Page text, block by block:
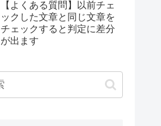
【よくある質問】以前チェ
ックした文章と同じ文章を
チェックすると判定に差分
が出ます